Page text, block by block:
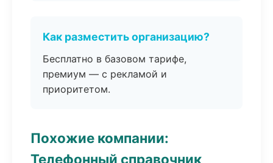
Как разместить организацию?
Бесплатно в базовом тарифе,
премиум — с рекламой и
приоритетом.
Похожие компании:
Телефонный справочник